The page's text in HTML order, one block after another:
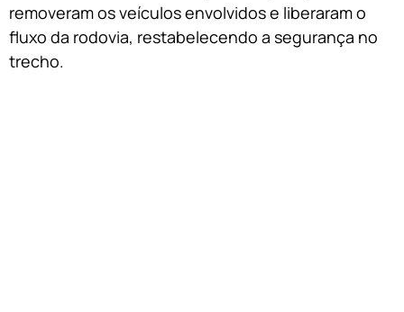
removeram os veículos envolvidos e liberaram o
fluxo da rodovia, restabelecendo a segurança no
trecho.